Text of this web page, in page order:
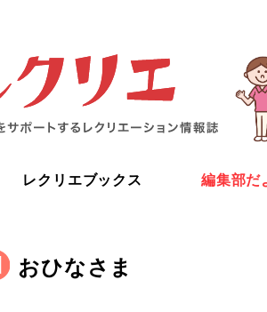
レクリエブックス 編集部だ
おひなさま